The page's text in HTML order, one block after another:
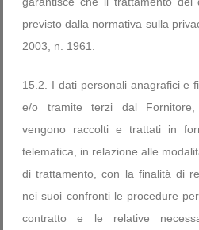
previsto dalla normativa sulla
2003, n. 1961.
15.2. I dati personali anagrafici e
e/o tramite terzi dal Fornitore,
vengono raccolti e trattati in
telematica, in relazione alle
di trattamento, con la finalità di
nei suoi confronti le procedure
contratto e le relative